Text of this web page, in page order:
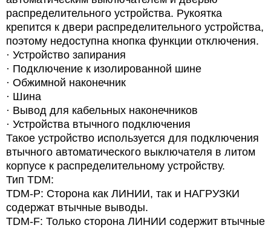
распределительного устройства. Рукоятка
крепится к двери распределительного устройства,
поэтому недоступна кнопка функции отключения.
· Устройство запирания
· Подключение к изолированной шине
· Обжимной наконечник
· Шина
· Вывод для кабельных наконечников
· Устройства втычного подключения
Такое устройство используется для подключения
втычного автоматического выключателя в литом
корпусе к распределительному устройству.
Тип TDM:
TDM-P: Сторона как ЛИНИИ, так и НАГРУЗКИ
содержат втычные выводы.
TDM-F: Только сторона ЛИНИИ содержит втычные